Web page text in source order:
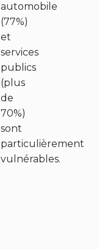
automobile
(77%)
et
services
publics
(plus
de
70%)
sont
particulièrement
vulnérables.